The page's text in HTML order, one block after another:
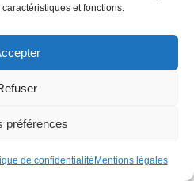
et fonctions.
préférences
de confidentialité Mentions légales
27 840 €sur son PER (en
de11 000 € d’économie
: dans certains cas, il est
de droits qui arrivent à